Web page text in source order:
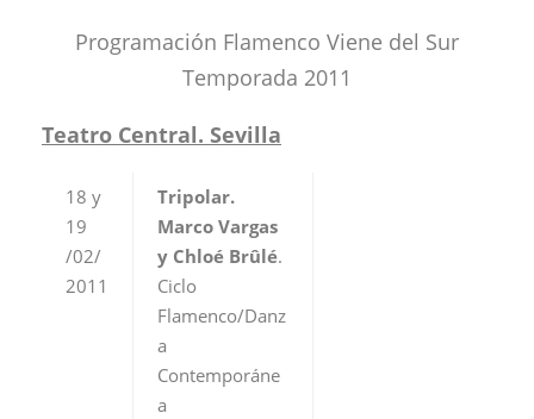
Programación Flamenco Viene del Sur
Temporada 2011
Teatro Central. Sevilla
18 y
19
/02/
2011
Tripolar.
Marco Vargas
y Chloé Brûlé.
Ciclo
Flamenco/Danz
a
Contemporáne
a